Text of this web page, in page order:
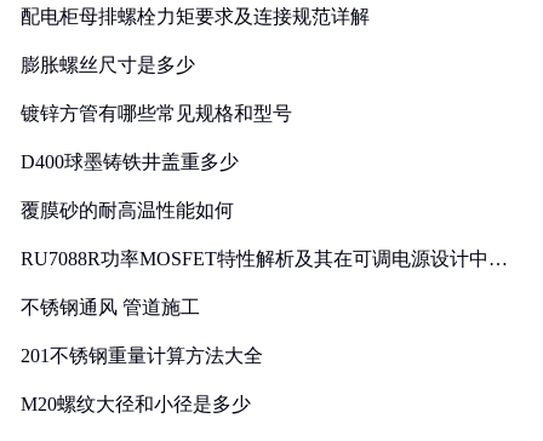
配电柜母排螺栓力矩要求及连接规范详解
膨胀螺丝尺寸是多少
镀锌方管有哪些常见规格和型号
D400球墨铸铁井盖重多少
覆膜砂的耐高温性能如何
RU7088R功率MOSFET特性解析及其在可调电源设计中的
不锈钢通风 管道施工
201不锈钢重量计算方法大全
M20螺纹大径和小径是多少